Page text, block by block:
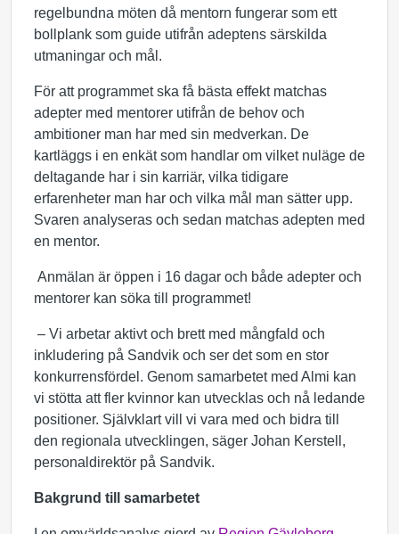
regelbundna möten då mentorn fungerar som ett
bollplank som guide utifrån adeptens särskilda
utmaningar och mål.
För att programmet ska få bästa effekt matchas
adepter med mentorer utifrån de behov och
ambitioner man har med sin medverkan. De
kartläggs i en enkät som handlar om vilket nuläge de
deltagande har i sin karriär, vilka tidigare
erfarenheter man har och vilka mål man sätter upp.
Svaren analyseras och sedan matchas adepten med
en mentor.
Anmälan är öppen i 16 dagar och både adepter och
mentorer kan söka till programmet!
– Vi arbetar aktivt och brett med mångfald och
inkludering på Sandvik och ser det som en stor
konkurrensfördel. Genom samarbetet med Almi kan
vi stötta att fler kvinnor kan utvecklas och nå ledande
positioner. Självklart vill vi vara med och bidra till
den regionala utvecklingen, säger Johan Kerstell ,
personaldirektör på Sandvik.
Bakgrund till samarbetet